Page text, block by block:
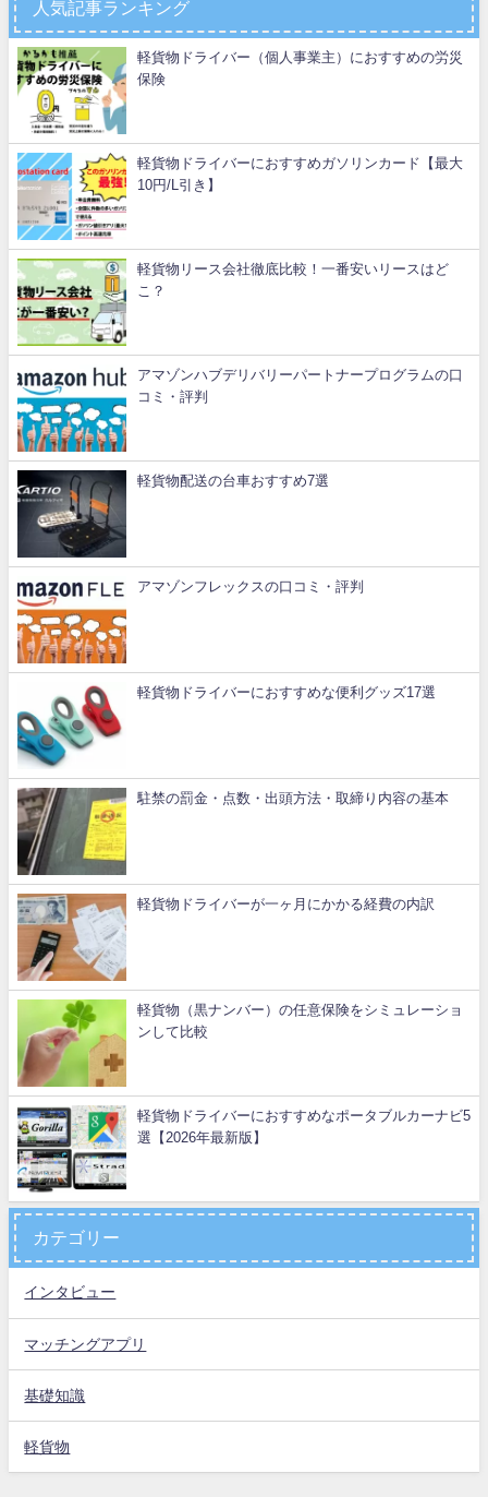
人気記事ランキング
軽貨物ドライバー（個人事業主）におすすめの労災
保険
軽貨物ドライバーにおすすめガソリンカード【最大
10円/L引き】
軽貨物リース会社徹底比較！一番安いリースはど
こ？
アマゾンハブデリバリーパートナープログラムの口
コミ・評判
軽貨物配送の台車おすすめ7選
アマゾンフレックスの口コミ・評判
軽貨物ドライバーにおすすめな便利グッズ17選
駐禁の罰金・点数・出頭方法・取締り内容の基本
軽貨物ドライバーが一ヶ月にかかる経費の内訳
軽貨物（黒ナンバー）の任意保険をシミュレーショ
ンして比較
軽貨物ドライバーにおすすめなポータブルカーナビ5
選【2026年最新版】
カテゴリー
インタビュー
マッチングアプリ
基礎知識
軽貨物